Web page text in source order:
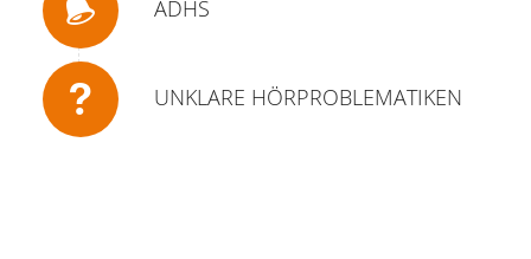
ADHS
UNKLARE HÖRPROBLEMATIKEN